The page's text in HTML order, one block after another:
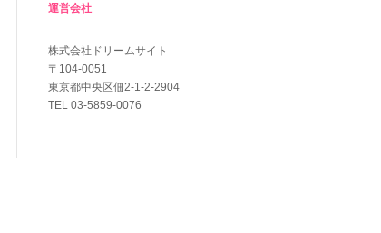
運営会社
株式会社ドリームサイト
〒104-0051
東京都中央区佃2-1-2-2904
TEL 03-5859-0076